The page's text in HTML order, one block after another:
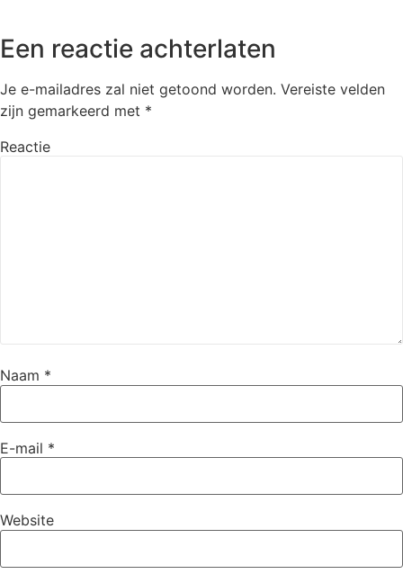
Een reactie achterlaten
Je e-mailadres zal niet getoond worden. Vereiste velden
zijn gemarkeerd met *
Reactie
Naam *
E-mail *
Website